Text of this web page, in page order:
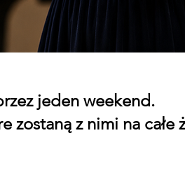
jeden weekend.
zostaną z nimi na całe